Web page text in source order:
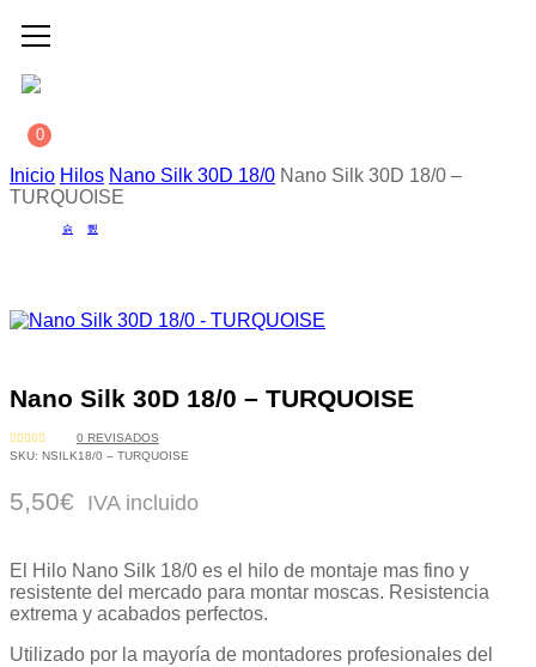
0
Inicio Hilos Nano Silk 30D 18/0 Nano Silk 30D 18/0 –
TURQUOISE
Nano Silk 30D 18/0 – TURQUOISE
VALORADO
5
0 REVISADOS
SKU: NSILK18/0 – TURQUOISE
5,50€ IVA incluido
El Hilo Nano Silk 18/0 es el hilo de montaje mas fino y
resistente del mercado para montar moscas. Resistencia
extrema y acabados perfectos.
Utilizado por la mayoría de montadores profesionales del